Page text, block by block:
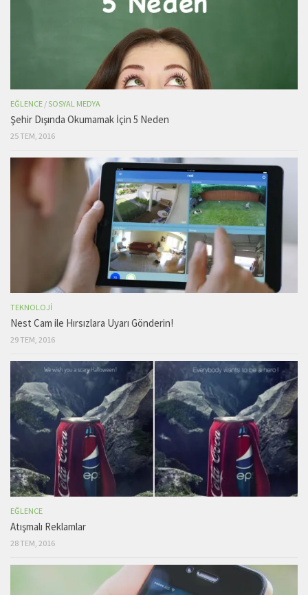
EĞLENCE /SOSYAL MEDYA
Şehir Dışında Okumamak İçin 5 Neden
25 TEM, 2016
TEKNOLOJI
Nest Cam ile Hırsızlara Uyarı Gönderin!
29 TEM, 2016
EĞLENCE
Atışmalı Reklamlar
28 TEM, 2016